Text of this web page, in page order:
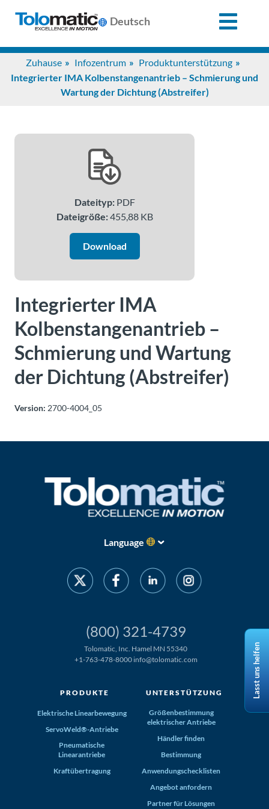
Deutsch
Zuhause Infozentrum
Produktunterstützung
Integrierter IMA Kolbenstangenantrieb – Schmierung und
Wartung der Dichtung (Abstreifer)
Dateityp:PDF
Dateigröße:455,88 KB
Download
Integrierter IMA
Kolbenstangenantrieb –
Schmierung und Wartung
der Dichtung (Abstreifer)
Version: 2700-4004_05
Language
(800) 321-4739
Tolomatic, Inc. Hamel MN 55340
+1-763-478-8000 info@tolomatic.com
PRODUKTE
Elektrische Linearbewegung
ServoWeld®-Antriebe
Pneumatische
Linearantriebe
Kraftübertragung
UNTERSTÜTZUNG
Größenbestimmung
elektrischer Antriebe
Händler finden
Bestimmung
Anwendungschecklisten
Angebot anfordern
Partner für Lösungen
Search
for:
Unterstützung
Anwendungen
Über
Kontakt
zu einem
Ingenieur
Veranstaltungen
Dealer
Lasst uns helfen